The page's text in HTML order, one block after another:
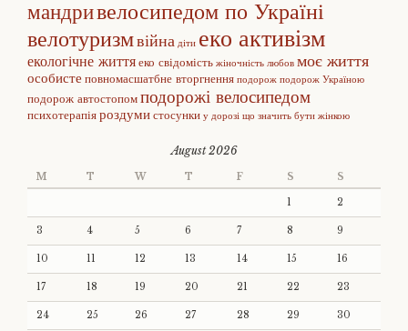
мандривелосипедом по Україні
велотуризмвійна діти еко активізм
екологічне життяеко свідомість жіночність любов моє життя
особисте повномасшатбне вторгнення подорож подорож Україною
подорож автостопомподорожі велосипедом
психотерапіяроздумистосунки у дорозі що значить бути жінкою
August 2026
M T W T F S S
1 2
3 4 5 6 7 8 9
10 11 12 13 14 15 16
17 18 19 20 21 22 23
24 25 26 27 28 29 30